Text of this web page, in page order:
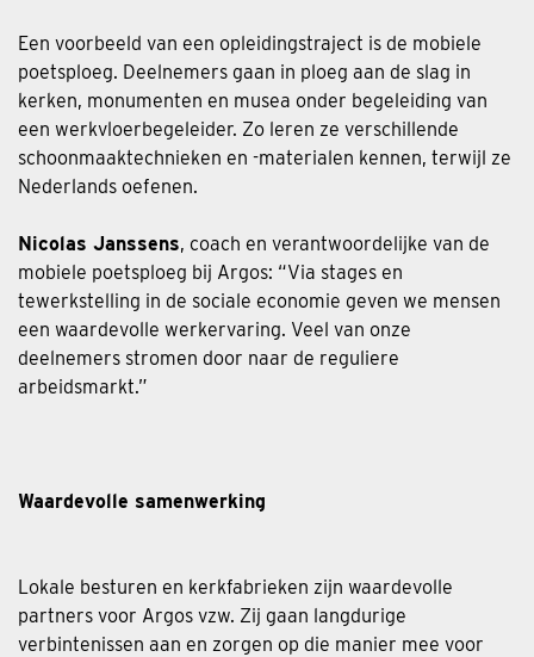
Een voorbeeld van een opleidingstraject is de mobiele
poetsploeg. Deelnemers gaan in ploeg aan de slag in
kerken, monumenten en musea onder begeleiding van
een werkvloerbegeleider. Zo leren ze verschillende
schoonmaaktechnieken en -materialen kennen, terwijl ze
Nederlands oefenen.
Nicolas Janssens, coach en verantwoordelijke van de
mobiele poetsploeg bij Argos: “Via stages en
tewerkstelling in de sociale economie geven we mensen
een waardevolle werkervaring. Veel van onze
deelnemers stromen door naar de reguliere
arbeidsmarkt.”
Waardevolle samenwerking
Lokale besturen en kerkfabrieken zijn waardevolle
partners voor Argos vzw. Zij gaan langdurige
verbintenissen aan en zorgen op die manier mee voor